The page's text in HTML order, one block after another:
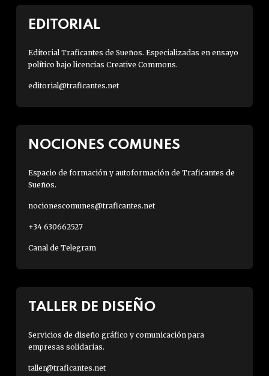
EDITORIAL
Editorial Traficantes de Sueños. Especializadas en ensayo
político bajo licencias Creative Commons.
editorial@traficantes.net
NOCIONES COMUNES
Espacio de formación y autoformación de Traficantes de
Sueños.
nocionescomunes@traficantes.net
+34 630662527
Canal de Telegram
TALLER DE DISEÑO
Servicios de diseño gráfico y comunicación para
empresas solidarias.
taller@traficantes.net